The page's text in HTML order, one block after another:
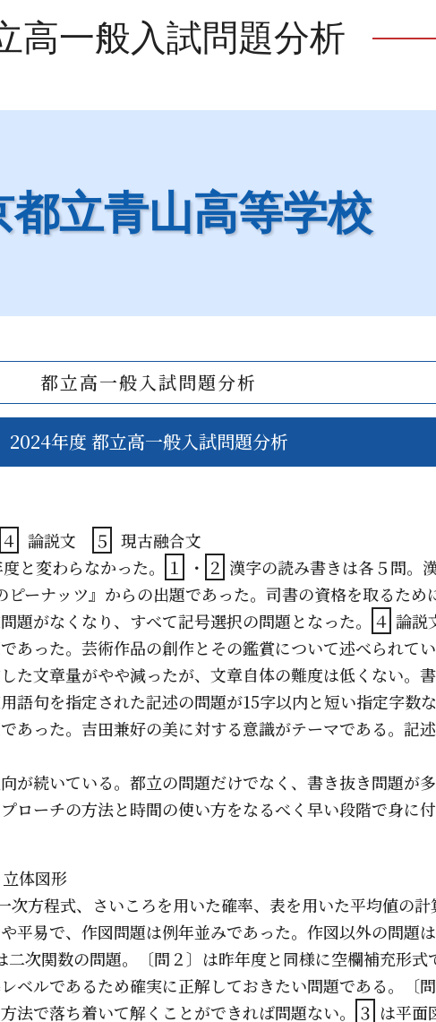
高一般入試問題分析
都立青山高等学校
都立高一般入試問題分析
2024年度 都立高一般入試問題分析
４ 論説文 ５
現古融合文
と変わらなかった。
１ ・ ２ 漢字の読み書きは各５問。
ピーナッツ』からの出題であった。司書の資格を取るた
がなくなり、すべて記号選択の問題となった。
４ 論説
あった。芸術作品の創作とその鑑賞について述べられて
た文章量がやや減ったが、文章自体の難度は低くない。
語句を指定された記述の問題が15字以内と短い指定字数
あった。吉田兼好の美に対する意識がテーマである。記
が続いている。都立の問題だけでなく、書き抜き問題が
ローチの方法と時間の使い方をなるべく早い段階で身に付
立体図形
次方程式、さいころを用いた確率、表を用いた平均値の
平易で、作図問題は例年並みであった。作図以外の問題
二次関数の問題。〔問２〕は昨年度と同様に空欄補充形式
ベルであるため確実に正解しておきたい問題である。〔
で落ち着いて解くことができれば問題ない。
３ は平面